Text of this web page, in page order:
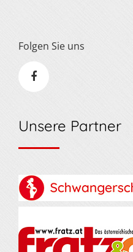
Folgen Sie uns
Unsere Partner